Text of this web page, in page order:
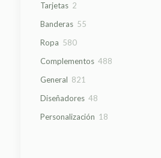
Tarjetas 22
Banderas 5555
Ropa 580580
Complementos 488488
General 821
Diseñadores 4848
Personalización 1818